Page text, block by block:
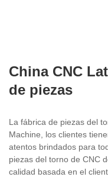
China CNC
de piezas
La fábrica de piezas del
Machine, los clientes
atentos brindados para
piezas del torno de CNC
calidad basada en el